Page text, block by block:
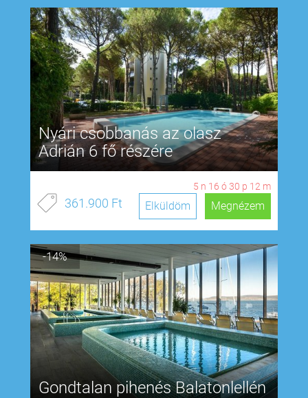
Nyári csobbanás az olasz
Adrián 6 fő részére
5 n 16 ó30 p 11 m
361.900 Ft Megnézem
Elküldöm
-14%
Gondtalan pihenés Balatonlellén